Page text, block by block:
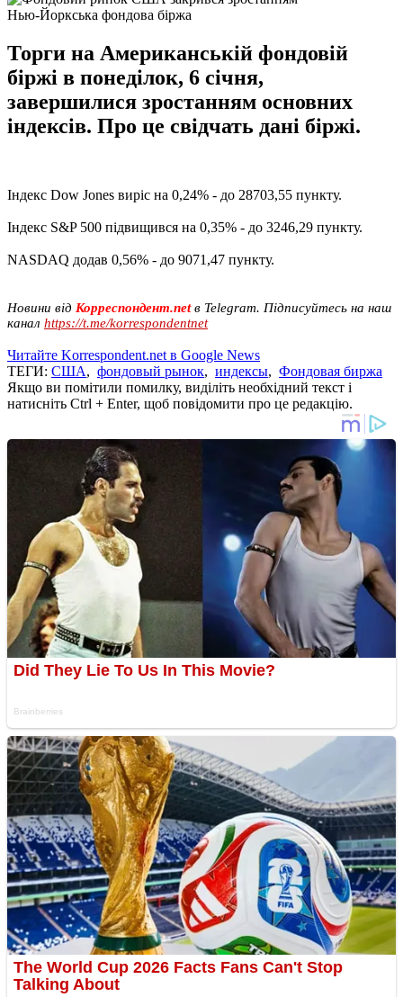
Нью-Йоркська фондова біржа
Торги на Американській фондовій
біржі в понеділок, 6 січня,
завершилися зростанням основних
індексів. Про це свідчать дані біржі.
Індекс Dow Jones виріс на 0,24% - до 28703,55 пункту.
Індекс S&P 500 підвищився на 0,35% - до 3246,29 пункту.
NASDAQ додав 0,56% - до 9071,47 пункту.
Новини від Корреспондент.netв Telegram. Підписуйтесь на наш
канал https://t.me/korrespondentnet
Читайте Korrespondent.net в Google News
ТЕГИ: США, фондовый рынок, индексы, Фондовая биржа
Якщо ви помітили помилку, виділіть необхідний текст і
натисніть Ctrl + Enter, щоб повідомити про це редакцію.